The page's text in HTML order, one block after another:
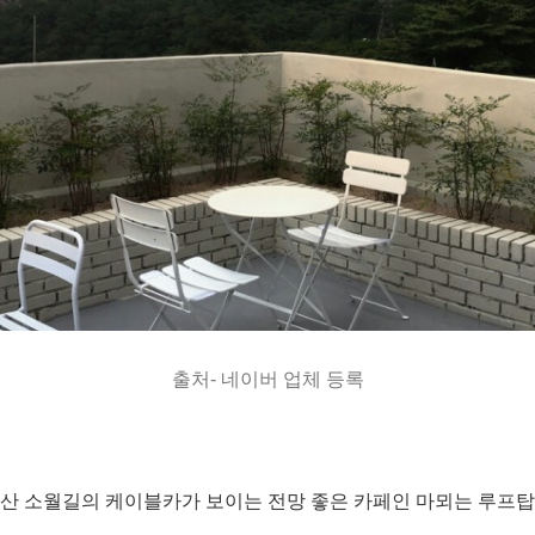
출처- 네이버 업체 등록
소월길의 케이블카가 보이는 전망 좋은 카페인 마뫼는 루프